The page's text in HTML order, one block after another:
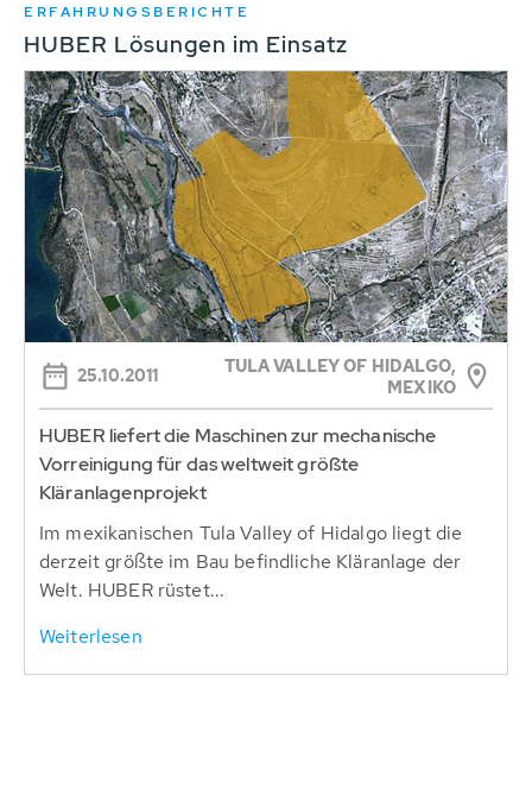
ERFAHRUNGSBERICHTE
HUBER Lösungen im Einsatz
25.10.2011
TULA VALLEY OF HIDALGO,
MEXIKO
HUBER liefert die Maschinen zur mechanische
Vorreinigung für das weltweit größte
Kläranlagenprojekt
Im mexikanischen Tula Valley of Hidalgo liegt die
derzeit größte im Bau befindliche Kläranlage der
Welt. HUBER rüstet...
Weiterlesen